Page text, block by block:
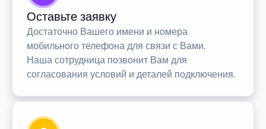
Оставьте заявку
Достаточно Вашего имени и номера
мобильного телефона для связи с Вами.
Наша сотрудница позвонит Вам для
согласования условий и деталей подключения.